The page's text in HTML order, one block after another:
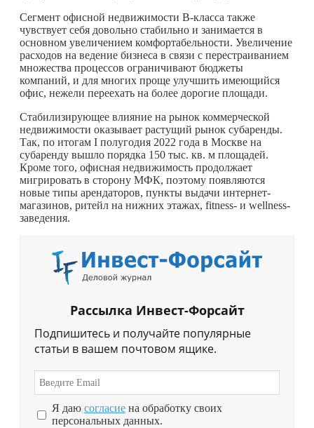
Сегмент офисной недвижимости В-класса также
чувствует себя довольно стабильно и занимается в
основном увеличением комфортабельности. Увеличение
расходов на ведение бизнеса в связи с перестраиванием
множества процессов ограничивают бюджеты
компаний, и для многих проще улучшить имеющийся
офис, нежели переехать на более дорогие площади.
Стабилизирующее влияние на рынок коммерческой
недвижимости оказывает растущий рынок субаренды.
Так, по итогам I полугодия 2022 года в Москве на
субаренду вышло порядка 150 тыс. кв. м площадей.
Кроме того, офисная недвижимость продолжает
мигрировать в сторону МФК, поэтому появляются
новые типы арендаторов, пункты выдачи интернет-
магазинов, ритейл на нижних этажах, fitness- и wellness-
заведения.
Рассылка Инвест-Форсайт
Подпишитесь и получайте популярные
статьи в вашем почтовом ящике.
Я даю согласие на обработку своих
персональных данных.